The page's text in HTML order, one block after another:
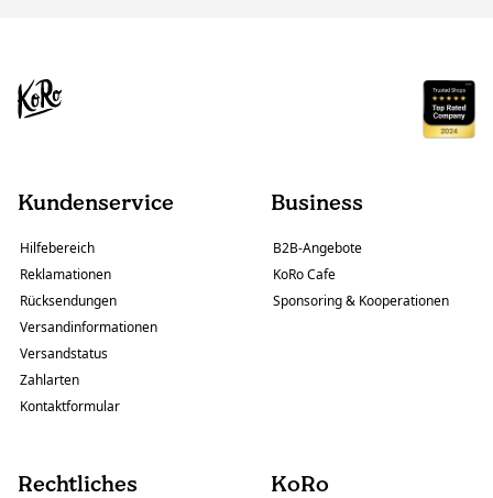
Kundenservice
Hilfebereich
Reklamationen
Rücksendungen
Versandinformationen
Versandstatus
Zahlarten
Kontaktformular
Business
B2B-Angebote
KoRo Cafe
Sponsoring & Kooperationen
Rechtliches KoRo